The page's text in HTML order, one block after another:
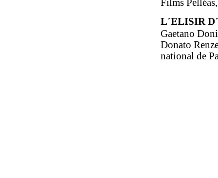
Films
L´ELISIR
Gaetano
Donato
national de